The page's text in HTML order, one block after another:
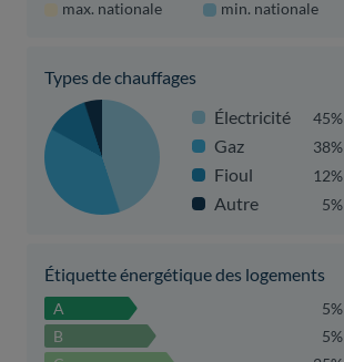
max. nationale
min. nationale
Types de chauffages
Électricité
45%
Gaz 38%
Fioul 12%
Autre 5%
Étiquette énergétique des logements
A
5%
B
5%